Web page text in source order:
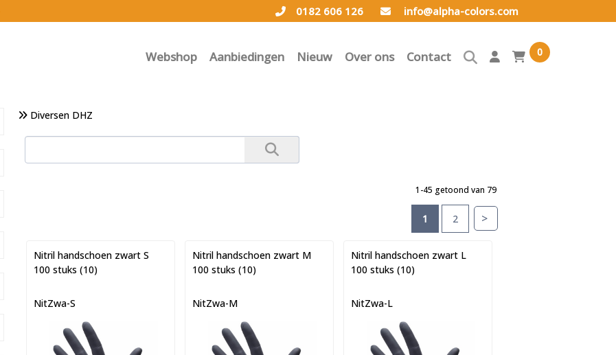
info@alpha-colors.com
0182 606 126
Webshop Aanbiedingen Nieuw Over ons Contact 0
Diversen DHZ
1-45 getoond van 79
1 2 >
Nitril handschoen zwart S
100 stuks (10)
NitZwa-S
Nitril handschoen zwart M
100 stuks (10)
NitZwa-M
Nitril handschoen zwart L
100 stuks (10)
NitZwa-L